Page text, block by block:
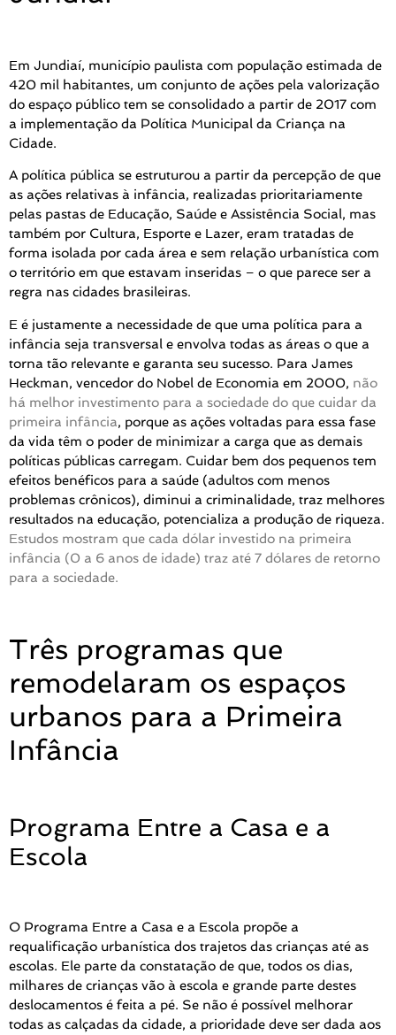
Em Jundiaí, município paulista com população estimada de
420 mil habitantes, um conjunto de ações pela valorização
do espaço público tem se consolidado a partir de 2017 com
a implementação da Política Municipal da Criança na
Cidade.
A política pública se estruturou a partir da percepção de que
as ações relativas à infância, realizadas prioritariamente
pelas pastas de Educação, Saúde e Assistência Social, mas
também por Cultura, Esporte e Lazer, eram tratadas de
forma isolada por cada área e sem relação urbanística com
o território em que estavam inseridas – o que parece ser a
regra nas cidades brasileiras.
E é justamente a necessidade de que uma política para a
infância seja transversal e envolva todas as áreas o que a
torna tão relevante e garanta seu sucesso. Para James
Heckman, vencedor do Nobel de Economia em 2000, não
há melhor investimento para a sociedade do que cuidar da
primeira infância, porque as ações voltadas para essa fase
da vida têm o poder de minimizar a carga que as demais
políticas públicas carregam. Cuidar bem dos pequenos tem
efeitos benéficos para a saúde (adultos com menos
problemas crônicos), diminui a criminalidade, traz melhores
resultados na educação, potencializa a produção de riqueza.
Estudos mostram que cada dólar investido na primeira
infância (0 a 6 anos de idade) traz até 7 dólares de retorno
para a sociedade.
Três programas que
remodelaram os espaços
urbanos para a Primeira
Infância
Programa Entre a Casa e a
Escola
O Programa Entre a Casa e a Escola propõe a
requalificação urbanística dos trajetos das crianças até as
escolas. Ele parte da constatação de que, todos os dias,
milhares de crianças vão à escola e grande parte destes
deslocamentos é feita a pé. Se não é possível melhorar
todas as calçadas da cidade, a prioridade deve ser dada aos